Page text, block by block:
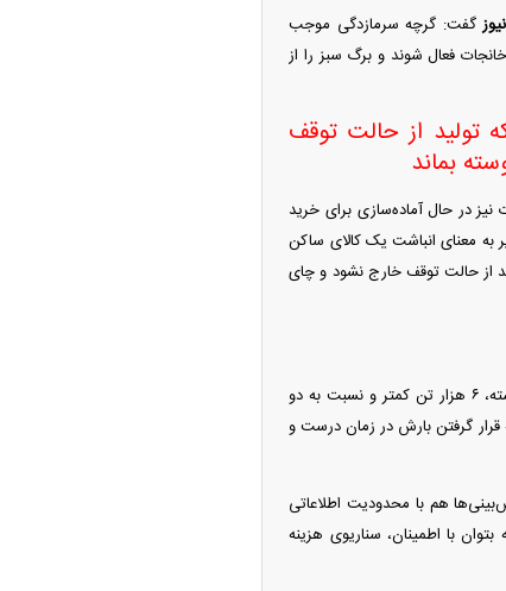
گفت: گرچه سرمازدگی موجب
فعال شوند و برگ سبز را از
تولید از حالت توقف
بماند
نیز در حال آماده‌سازی برای خرید
به معنای انباشت یک کالای ساکن
از حالت توقف خارج نشود و چای
او درباره وضعیت کمی تولید در سال ۱۴۰۴ توضیح داد: تولید چای خشک در سال ۱۴۰۴ در مقایسه با سال گذشته، ۶ هزار تن کمتر و نسبت به دو
که قرار گرفتن بارش در زمان درست و
هم با محدودیت اطلاعاتی
با اطمینان، سناریوی هزینه